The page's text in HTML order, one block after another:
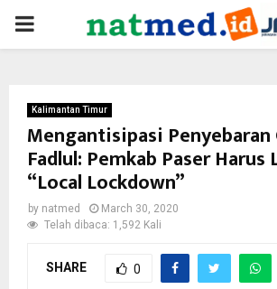
PRIMARY
Kalimantan Timur
Mengantisipasi Penyebaran
Fadlul: Pemkab Paser Harus
“Local Lockdown”
by natmed
March 30, 2020
Telah dibaca: 1,592 Kali
SHARE 0